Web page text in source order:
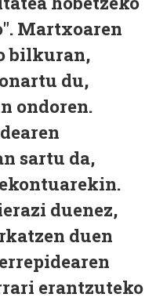
Martxoaren
bilkuran,
du,
ondoren.
sartu da,
duenez,
duen
erantzuteko